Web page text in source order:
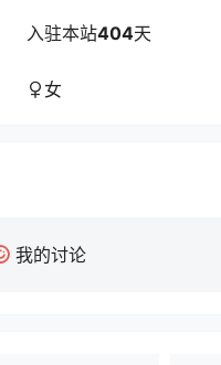
入驻本站404天
女
我的讨论